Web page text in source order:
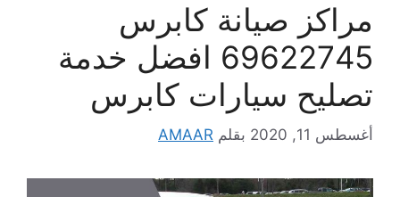
مراكز صيانة كابرس
69622745 افضل خدمة
تصليح سيارات كابرس
أغسطس 11, 2020 بقلم AMAAR